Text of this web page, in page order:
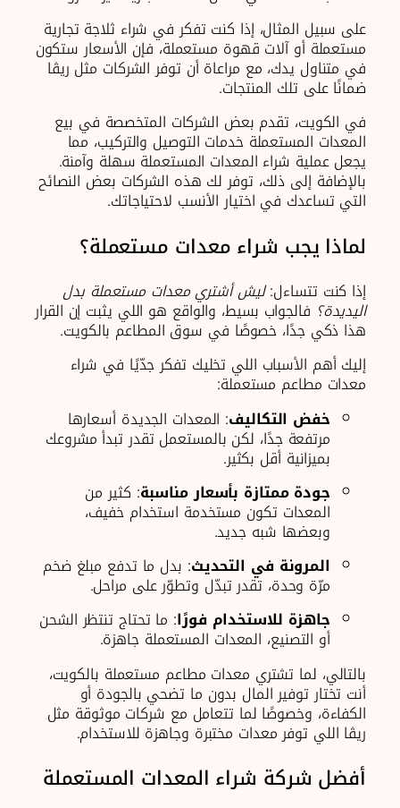
على سبيل المثال، إذا كنت تفكر في شراء ثلاجة تجارية
مستعملة أو آلات قهوة مستعملة، فإن الأسعار ستكون
في متناول يدك، مع مراعاة أن توفر الشركات مثل ريڨا
ضمانًا على تلك المنتجات.
في الكويت، تقدم بعض الشركات المتخصصة في بيع
المعدات المستعملة خدمات التوصيل والتركيب، مما
يجعل عملية شراء المعدات المستعملة سهلة وآمنة.
بالإضافة إلى ذلك، توفر لك هذه الشركات بعض النصائح
التي تساعدك في اختيار الأنسب لاحتياجاتك.
لماذا يجب شراء معدات مستعملة؟
إذا كنت تتساءل:ليش أشتري معدات مستعملة بدل
اليديدة؟ فالجواب بسيط، والواقع هو اللي يثبت إن القرار
هذا ذكي جدًا، خصوصًا في سوق المطاعم بالكويت.
إليك أهم الأسباب اللي تخليك تفكر جدّيًا في شراء
معدات مطاعم مستعملة:
خفض التكاليف: المعدات الجديدة أسعارها
مرتفعة جدًا، لكن بالمستعمل تقدر تبدأ مشروعك
بميزانية أقل بكثير.
جودة ممتازة بأسعار مناسبة: كثير من
المعدات تكون مستخدمة استخدام خفيف،
وبعضها شبه جديد.
المرونة في التحديث: بدل ما تدفع مبلغ ضخم
مرّة وحدة، تقدر تبدّل وتطوّر على مراحل.
جاهزة للاستخدام فورًا: ما تحتاج تنتظر الشحن
أو التصنيع، المعدات المستعملة جاهزة.
بالتالي، لما تشتري معدات مطاعم مستعملة بالكويت،
أنت تختار توفير المال بدون ما تضحي بالجودة أو
الكفاءة، وخصوصًا لما تتعامل مع شركات موثوقة مثل
ريڨا اللي توفر معدات مختبرة وجاهزة للاستخدام.
أفضل شركة شراء المعدات المستعملة